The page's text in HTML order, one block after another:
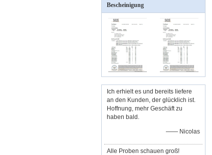
Bescheinigung
Ich erhielt es und bereits liefere
an den Kunden, der glücklich ist.
Hoffnung, mehr Geschäft zu
haben bald.
—— Nicolas
Alle Proben schauen groß!